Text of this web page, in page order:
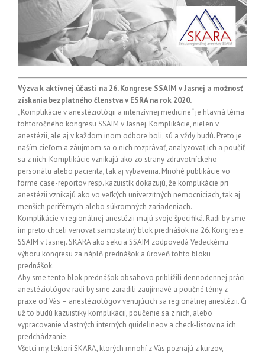
Výzva k aktívnej účasti na 26. Kongrese SSAIM v Jasnej a možnosť
získania bezplatného členstva v ESRA na rok 2020.
„Komplikácie v anestéziológii a intenzívnej medicíne“ je hlavná téma
tohtoročného kongresu SSAIM v Jasnej. Komplikácie, nielen v
anestézii, ale aj v každom inom odbore boli, sú a vždy budú. Preto je
naším cieľom a záujmom sa o nich rozprávať, analyzovať ich a poučiť
sa z nich. Komplikácie vznikajú ako zo strany zdravotníckeho
personálu alebo pacienta, tak aj vybavenia. Mnohé publikácie vo
forme case-reportov resp. kazuistík dokazujú, že komplikácie pri
anestézii vznikajú ako vo veľkých univerzitných nemocniciach, tak aj
menších periférnych alebo súkromných zariadeniach.
Komplikácie v regionálnej anestézii majú svoje špecifiká. Radi by sme
im preto chceli venovať samostatný blok prednášok na 26. Kongrese
SSAIM v Jasnej. SKARA ako sekcia SSAIM zodpovedá Vedeckému
výboru kongresu za náplň prednášok a úroveň tohto bloku
prednášok.
Aby sme tento blok prednášok obsahovo priblížili dennodennej práci
anestéziológov, radi by sme zaradili zaujímavé a poučné témy z
praxe od Vás – anestéziológov venujúcich sa regionálnej anestézii. Či
už to budú kazuistiky komplikácií, poučenie sa z nich, alebo
vypracovanie vlastných interných guidelineov a check-listov na ich
predchádzanie.
Všetci my, lektori SKARA, ktorých mnohí z Vás poznajú z kurzov,